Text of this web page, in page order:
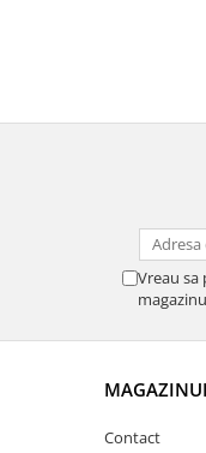
Vreau
Contact